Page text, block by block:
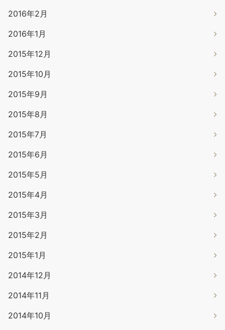
2016年2月
2016年1月
2015年12月
2015年10月
2015年9月
2015年8月
2015年7月
2015年6月
2015年5月
2015年4月
2015年3月
2015年2月
2015年1月
2014年12月
2014年11月
2014年10月